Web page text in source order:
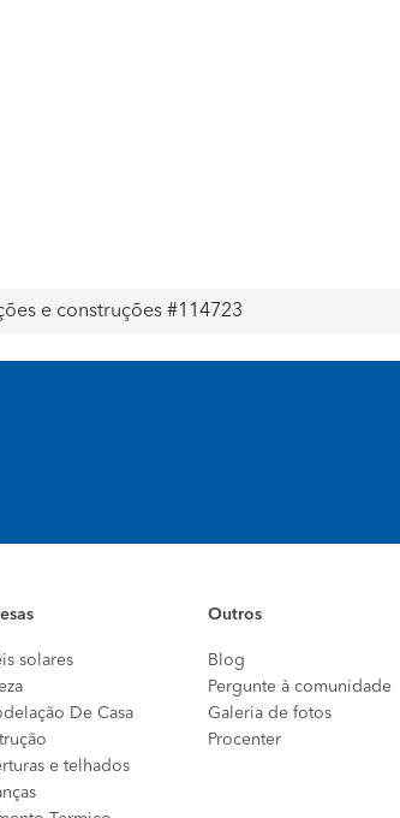
e construções #114723
solares
De Casa
e telhados
Outros
Blog
Pergunte à comunidade
Galeria de fotos
Procenter